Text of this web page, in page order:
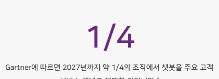
1/4
Gartner에 따르면 2027년까지 약 1/4의 조직에서 챗봇을 주요 고객